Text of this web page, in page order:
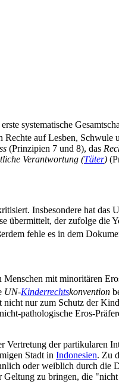
systematische
auf Lesben, Schwule
(Prinzipien 7 und 8), das
Verantwortung (Täter)
Insbesondere hat das
übermittelt, der zufolge die
fehle es in dem
mit minoritären
UN-Kinder­rechts­konvention
nur zum Schutz der
pathologische Eros-
der partikularen
Stadt in Indonesien. Zu
oder weiblich durch die
Geltung zu bringen, die